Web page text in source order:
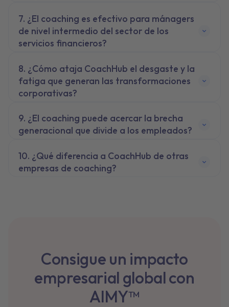
¿El coaching es efectivo para mánagers
de nivel intermedio del sector de los
servicios financieros?
¿Cómo ataja CoachHub el desgaste y la
fatiga que generan las transformaciones
corporativas?
¿El coaching puede acercar la brecha
generacional que divide a los empleados?
¿Qué diferencia a CoachHub de otras
empresas de coaching?
Consigue un impacto
empresarial global con
AIMY™